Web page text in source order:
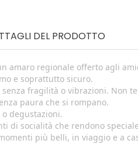
DEL PRODOTTO
amaro regionale offerto agli
e soprattutto sicuro.
senza fragilità o vibrazioni. Non
paura che si rompano.
degustazioni.
di socialità che rendono
più belli, in viaggio e a